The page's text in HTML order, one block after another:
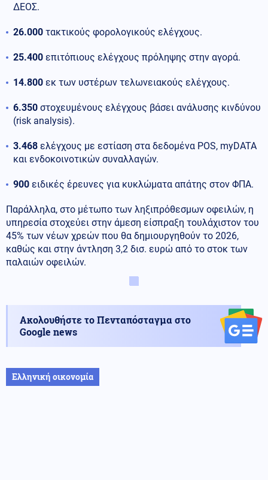
ΔΕΟΣ.
26.000 τακτικούς φορολογικούς ελέγχους.
25.400 επιτόπιους ελέγχους πρόληψης στην αγορά.
14.800 εκ των υστέρων τελωνειακούς ελέγχους.
6.350 στοχευμένους ελέγχους βάσει ανάλυσης κινδύνου
(risk analysis).
3.468 ελέγχους με εστίαση στα δεδομένα POS, myDATA
και ενδοκοινοτικών συναλλαγών.
900 ειδικές έρευνες για κυκλώματα απάτης στον ΦΠΑ.
Παράλληλα, στο μέτωπο των ληξιπρόθεσμων οφειλών, η
υπηρεσία στοχεύει στην άμεση είσπραξη τουλάχιστον του
45% των νέων χρεών που θα δημιουργηθούν το 2026,
καθώς και στην άντληση 3,2 δισ. ευρώ από το στοκ των
παλαιών οφειλών.
Ακολουθήστε το Πενταπόσταγμα στο
Google news
Ελληνική οικονομία